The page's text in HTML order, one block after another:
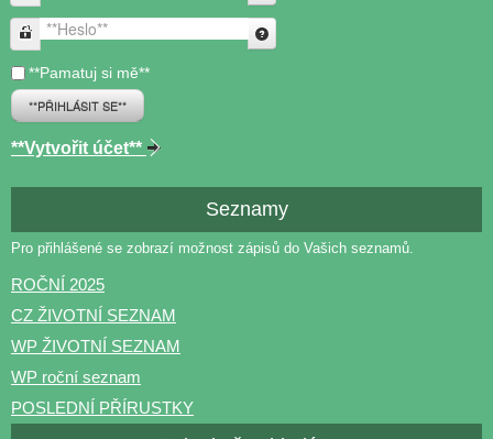
**Heslo**
**Pamatuj si mě**
**PŘIHLÁSIT SE**
**Vytvořit účet**
Seznamy
Pro přihlášené se zobrazí možnost zápisů do Vašich seznamů.
ROČNÍ 2025
CZ ŽIVOTNÍ SEZNAM
WP ŽIVOTNÍ SEZNAM
WP roční seznam
POSLEDNÍ PŘÍRUSTKY